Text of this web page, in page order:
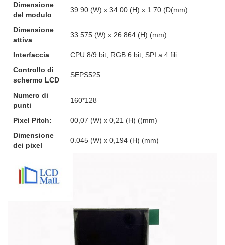
Dimensione
del modulo
39.90 (W) x 34.00 (H) x 1.70 (D(mm)
Dimensione
attiva
33.575 (W) x 26.864 (H) (mm)
Interfaccia
CPU 8/9 bit, RGB 6 bit, SPI a 4 fili
Controllo di
schermo LCD
SEPS525
Numero di
punti
160*128
Pixel Pitch:
00,07 (W) x 0,21 (H) ((mm)
Dimensione
dei pixel
0.045 (W) x 0,194 (H) (mm)